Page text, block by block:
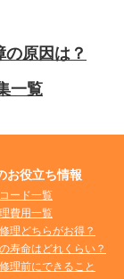
原因は？
一覧
お役立ち情報
ード一覧
費用一覧
理どちらがお得？
寿命はどれくらい？
理前にできること